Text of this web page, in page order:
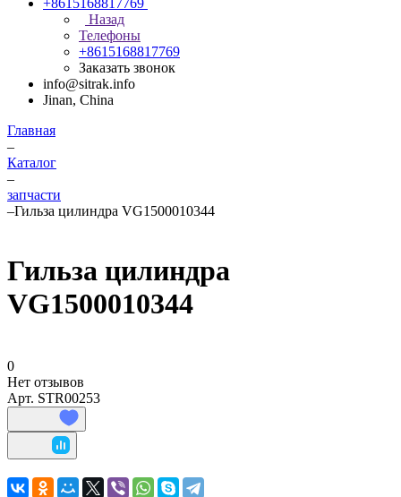
+8615168817769
Назад
Телефоны
+8615168817769
Заказать звонок
info@sitrak.info
Jinan, China
Главная
–
Каталог
–
запчасти
–Гильза цилиндра VG1500010344
Гильза цилиндра
VG1500010344
0
Нет отзывов
Арт. STR00253